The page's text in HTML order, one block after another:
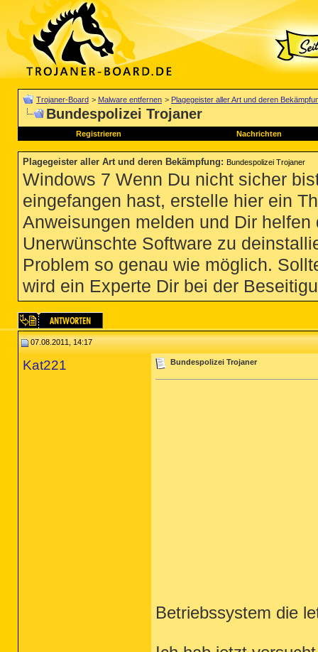
Trojaner-Board > Malware entfernen > Plagegeister aller Art und deren
Bundespolizei Trojaner
Registrieren Nachrichten
Plagegeister aller Art und deren Bekämpfung: Bundespolizei Trojaner
Windows 7 Wenn Du nicht sicher
eingefangen hast, erstelle hier ein
Anweisungen melden und Dir
Unerwünschte Software zu
Problem so genau wie möglich.
wird ein Experte Dir bei der
07.08.2011, 14:17
Kat221 Bundespolizei Trojaner
Betriebssystem die